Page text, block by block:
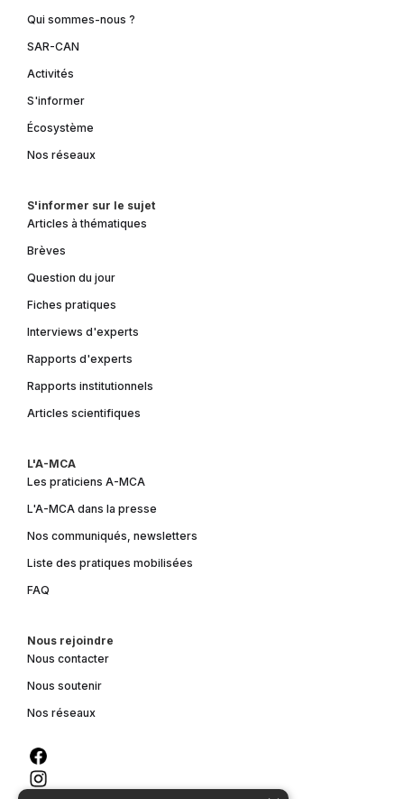
Qui sommes-nous ?
SAR-CAN
Activités
S'informer
Écosystème
Nos réseaux
S'informer sur le sujet
Articles à thématiques
Brèves
Question du jour
Fiches pratiques
Interviews d'experts
Rapports d'experts
Rapports institutionnels
Articles scientifiques
L'A-MCA
Les praticiens A-MCA
L'A-MCA dans la presse
Nos communiqués, newsletters
Liste des pratiques mobilisées
FAQ
Nous rejoindre
Nous contacter
Nous soutenir
Nos réseaux